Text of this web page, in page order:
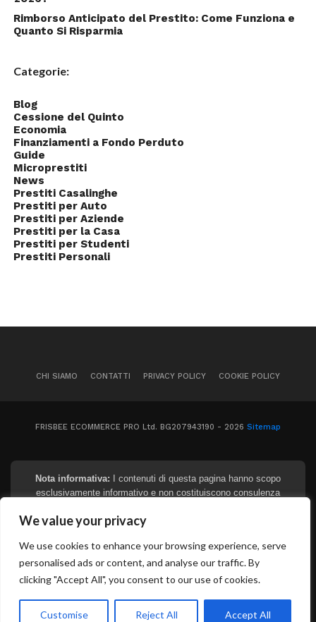
We value your privacy
We use cookies to enhance your browsing experience, serve
personalised ads or content, and analyse our traffic. By
clicking "Accept All", you consent to our use of cookies.
Customise Reject All Accept All
Rimborso Anticipato del Prestito: Come Funziona e
Quanto Si Risparmia
Categorie:
Blog
Cessione del Quinto
Economia
Finanziamenti a Fondo Perduto
Guide
Microprestiti
News
Prestiti Casalinghe
Prestiti per Auto
Prestiti per Aziende
Prestiti per la Casa
Prestiti per Studenti
Prestiti Personali
CHI SIAMO CONTATTI PRIVACY POLICY COOKIE POLICY
FRISBEE ECOMMERCE PRO Ltd. BG207943190 - 2026 Sitemap
Nota informativa: I contenuti di questa pagina hanno scopo
esclusivamente informativo e non costituiscono consulenza
puramente indicativi e soggetti a variazioni in base al profilo del
qualsiasi contratto, si raccomanda di richiedere e leggere
attentamente il documento SECCI (Informazioni Europee di
Base sul Credito ai Consumatori). La concessione del credito è